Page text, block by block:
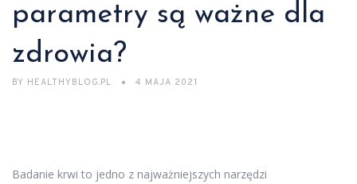
parametry są ważne dla
zdrowia?
BY HEALTHYBLOG.PL 4 MAJA 2021
Badanie krwi to jedno z najważniejszych narzędzi